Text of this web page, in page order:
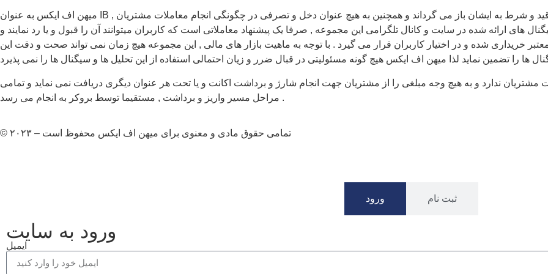
میهن اف ایکس به عنوان IB , بخشی از ریبیت معاملات مشتریان را در بعضی از بروکر ها بدون قید و شرط به ایشان باز می گرداند و همچنین به هیچ عنوان دخل و تصرفی در چگونگی انجام معاملات مشتریان
های ارائه شده در سایت و کانال تلگرامی این مجموعه , صرفا یک پیشنهاد معاملاتی است که کاربران میتوانند آن را قبول و یا رد نمایند و
خریداری شده و در اختیار کاربران قرار می گیرد . با توجه به ماهیت بازار های مالی , این مجموعه هیچ زمان نمی تواند صحت و دقت این
ها را تضمین نماید لذا میهن اف ایکس هیچ گونه مسئولیتی در قبال ضرر و زیان احتمالی استفاده از این تحلیل ها و سیگنال ها را نمی پذیرد
ندارد و به هیچ وجه مبلغی را از مشتریان جهت انجام شارژ و برداشت اکانت و یا تحت هر عنوان دیگری دریافت نمی نماید و تمامی
مراحل مسیر واریز و برداشت , مستقیما توسط بروکر به انجام می رسد .
© تمامی حقوق مادی و معنوی برای میهن اف ایکس محفوظ است – ۲۰۲۳
ورود ثبت نام
ورود به سایت
ایمیل